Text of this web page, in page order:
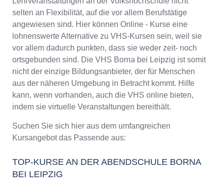
Jahnstraße 24a, 04552 Borna
Aktualisiert: August 2021
selten an Flexibilität, auf die vor allem Berufstätige
angewiesen sind. Hier können Online - Kurse eine
lohnenswerte Alternative zu VHS-Kursen sein, weil sie
vor allem dadurch punkten, dass sie weder zeit- noch
ortsgebunden sind. Die VHS Borna bei Leipzig ist somit
nicht der einzige Bildungsanbieter, der für Menschen
aus der näheren Umgebung in Betracht kommt. Hilfe
kann, wenn vorhanden, auch die VHS online bieten,
indem sie virtuelle Veranstaltungen bereithält.
Suchen Sie sich hier aus dem umfangreichen
Kursangebot das Passende aus:
TOP-KURSE AN DER ABENDSCHULE BORNA
BEI LEIPZIG